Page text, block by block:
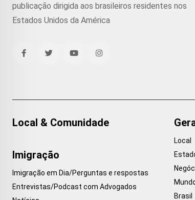
publicação dirigida aos brasileiros residentes nos
Estados Unidos da América
Local & Comunidade
Imigração
Imigração em Dia/Perguntas e respostas
Entrevistas/Podcast com Advogados
Local
Brasil